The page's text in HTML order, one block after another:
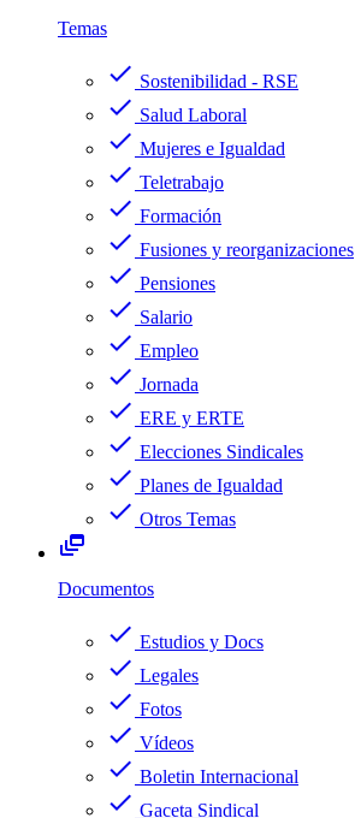
Temas
check Sostenibilidad - RSE
check Salud Laboral
check Mujeres e Igualdad
check Teletrabajo
check Formación
check Fusiones y reorganizaciones
check Pensiones
check Salario
check Empleo
check Jornada
check ERE y ERTE
check Elecciones Sindicales
check Planes de Igualdad
check Otros Temas
dynamic_feed
Documentos
check Estudios y Docs
check Legales
check Fotos
check Vídeos
check Boletin Internacional
check Gaceta Sindical